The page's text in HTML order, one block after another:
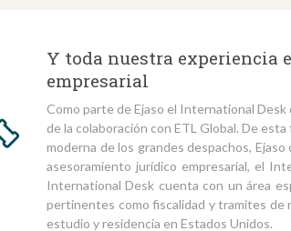
Y toda nuestra experiencia
empresarial
Como parte de Ejaso el International
de la colaboración con ETL Global. De
moderna de los grandes despachos,
asesoramiento jurídico empresarial, el
International Desk cuenta con un área
pertinentes como fiscalidad y tramites de
estudio y residencia en Estados Unidos.